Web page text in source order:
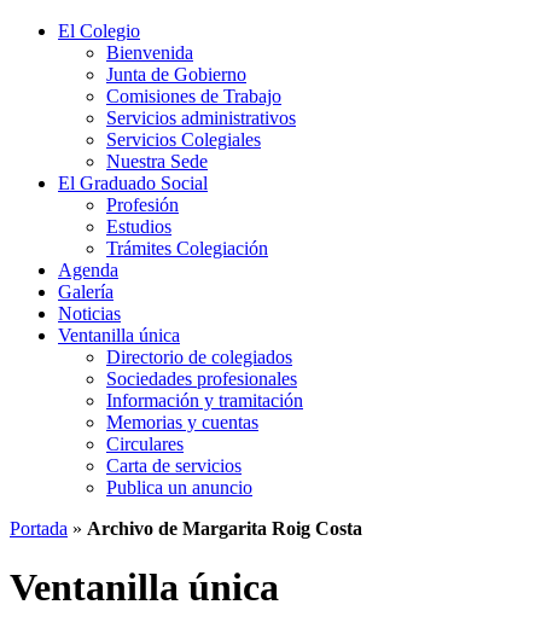
El Colegio
Bienvenida
Junta de Gobierno
Comisiones de Trabajo
Servicios administrativos
Servicios Colegiales
Nuestra Sede
El Graduado Social
Profesión
Estudios
Trámites Colegiación
Agenda
Galería
Noticias
Ventanilla única
Directorio de colegiados
Sociedades profesionales
Información y tramitación
Memorias y cuentas
Circulares
Carta de servicios
Publica un anuncio
Portada » Archivo de Margarita Roig Costa
Ventanilla única